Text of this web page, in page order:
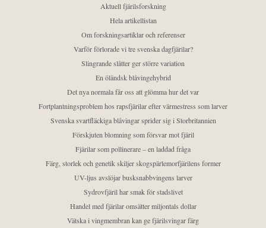
Aktuell fjärilsforskning
Hela artikellistan
Om forskningsartiklar och referenser
Varför förlorade vi tre svenska dagfjärilar?
Slingrande slåtter ger större variation
En öländsk blåvingehybrid
Det nya normala får oss att glömma hur det var
Fortplantningsproblem hos rapsfjärilar efter värmestress som larver
Svenska svartfläckiga blåvingar sprider sig i Storbritannien
Förskjuten blomning som försvar mot fjäril
Fjärilar som pollinerare – en laddad fråga
Färg, storlek och genetik skiljer skogspärlemorfjärilens former
UV-ljus avslöjar busksnabbvingens larver
Sydrovfjäril har smak för stadslivet
Handel med fjärilar omsätter miljontals dollar
Vätska i vingmembran kan ge fjärilsvingar färg